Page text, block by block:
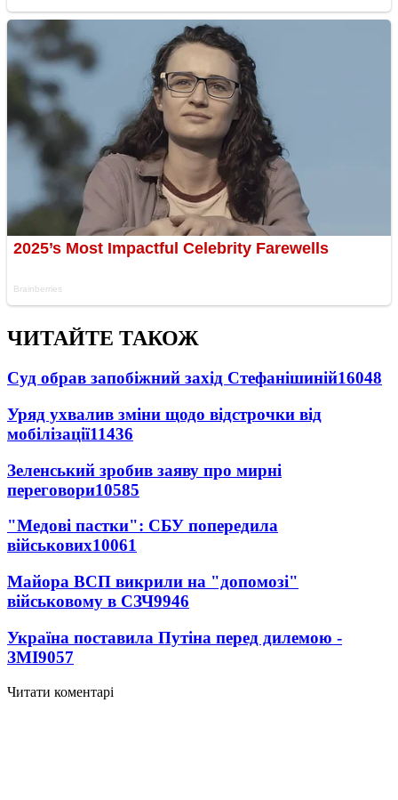
ЧИТАЙТЕ ТАКОЖ
Суд обрав запобіжний захід Стефанішиній16048
Уряд ухвалив зміни щодо відстрочки від
мобілізації11436
Зеленський зробив заяву про мирні
переговори10585
"Медові пастки": СБУ попередила
військових10061
Майора ВСП викрили на "допомозі"
військовому в СЗЧ9946
Україна поставила Путіна перед дилемою -
ЗМІ9057
Читати коментарі